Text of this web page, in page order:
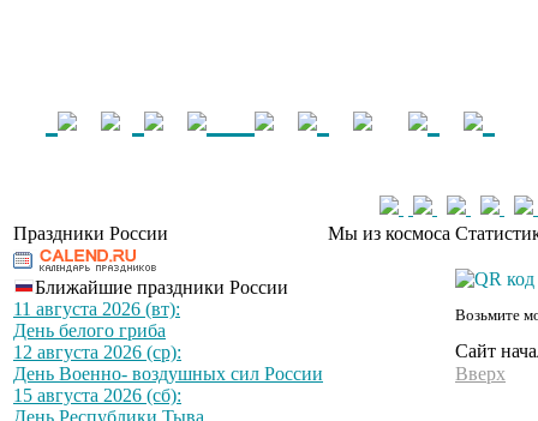
Праздники России Мы из космоса
Ближайшие праздники России
11 августа 2026 (вт):
День белого гриба
12 августа 2026 (ср):
День Военно- воздушных сил России
15 августа 2026 (сб):
День Республики Тыва
Возьмите
Сайт
Вверх